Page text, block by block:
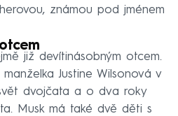
známou pod jménem
již devítinásobným otcem.
Justine Wilsonová v
dvojčata a o dva roky
Musk má také dvě děti s